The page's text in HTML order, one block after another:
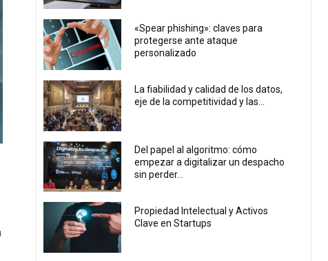
«Spear phishing»: claves para
protegerse ante ataque
personalizado
La fiabilidad y calidad de los datos,
eje de la competitividad y las...
Del papel al algoritmo: cómo
empezar a digitalizar un despacho
sin perder...
Propiedad Intelectual y Activos
Clave en Startups